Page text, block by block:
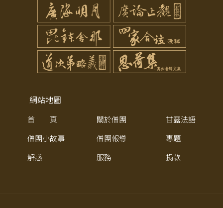
網站地圖
首 頁 關於僧團
甘露法語
僧團小故事
僧團報導
專題
解惑
服務 捐款